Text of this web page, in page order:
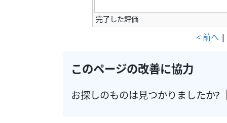
完了した評価
< 前へ |
このページの改善に協力
お探しのものは見つかりましたか?